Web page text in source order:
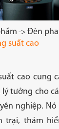
Đèn pha
suất cao
cao cung
lý tưởng cho
nghiệp.
trại, thám